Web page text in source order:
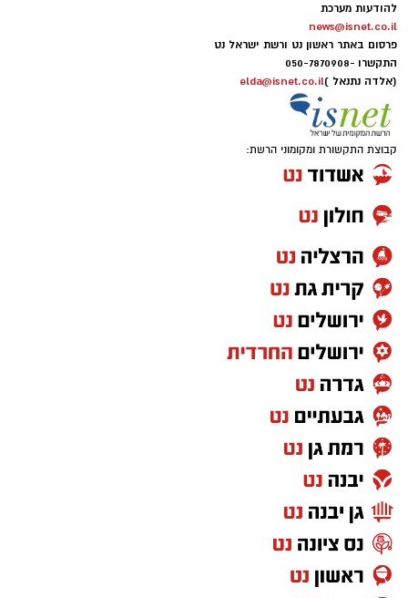
להודעות מערכת
news@isnet.co.il
פרסום באתר ראשון נט ורשת ישראל נט
התקשרו -050-7870908
(אלדה נתנאל )elda@isnet.co.il
קבוצת התקשורת ומקומוני הרשת: